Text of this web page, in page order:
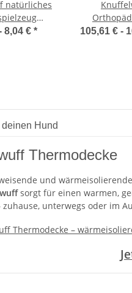
natürliches
Dummy
8,04 € *
Hundebett
105,61 € -
deinen Hund
Thermodecke
und
sorgt für einen warmen,
zuhause, unterwegs oder im